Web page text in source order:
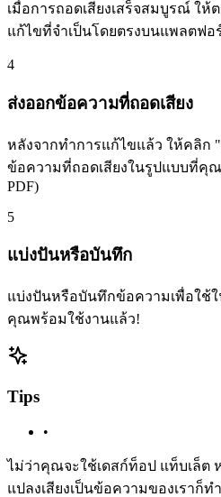
เมื่อการถอดเสียงเสร็จสมบูรณ์ ใ
แก้ไขที่จำเป็นโดยตรงบนแพลตฟอ
4
ส่งออกข้อความที่ถอดเสียง
หลังจากทำการแก้ไขแล้ว ให้คลิก
ข้อความที่ถอดเสียงในรูปแบบที่คุณ
PDF)
5
แบ่งปันหรือบันทึก
แบ่งปันหรือบันทึกข้อความเพื่อใช้
คุณพร้อมใช้งานแล้ว!
Tips
•
ไม่ว่าคุณจะใช้เดสก์ท็อป แท็บเล็ต
แปลงเสียงเป็นข้อความของเราก็